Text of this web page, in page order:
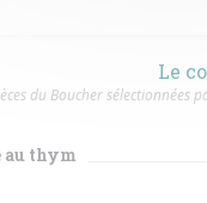
Le
du Boucher sélectionnées
au thym